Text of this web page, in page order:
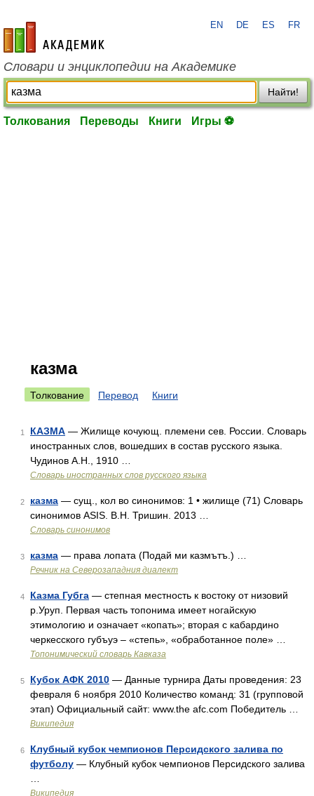
academic.ru
EN DE ES FR
Словари и энциклопедии на Академике
Найти!
Толкования Переводы Книги Игры ⚽
казма
Толкование Перевод Книги
1 КАЗМА — Жилище кочующ. племени сев. России. Словарь
иностранных слов, вошедших в состав русского языка.
Чудинов А.Н., 1910 …
Словарь иностранных слов русского языка
2 казма — сущ., кол во синонимов: 1 • жилище (71) Словарь
синонимов ASIS. В.Н. Тришин. 2013 …
Словарь синонимов
3 казма — права лопата (Подай ми казмътъ.) …
Речник на Северозападния диалект
4 Казма Губга — степная местность к востоку от низовий
р.Уруп. Первая часть топонима имеет ногайскую
этимологию и означает «копать»; вторая с кабардино
черкесского губъуэ – «степь», «обработанное поле» …
Топонимический словарь Кавказа
5 Кубок АФК 2010 — Данные турнира Даты проведения: 23
февраля 6 ноября 2010 Количество команд: 31 (групповой
этап) Официальный сайт: www.the afc.com Победитель …
Википедия
6
Клубный кубок чемпионов Персидского залива по
футболу — Клубный кубок чемпионов Персидского залива
Википедия